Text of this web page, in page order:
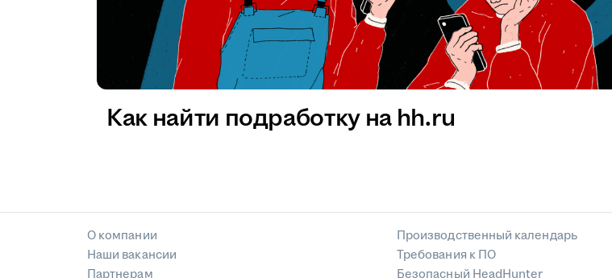
Как найти подработку на hh.ru
О компании
Наши вакансии
Партнерам
Производственный календарь
Требования к ПО
Безопасный HeadHunter